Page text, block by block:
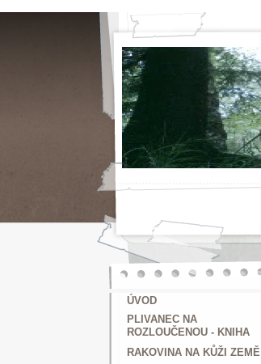
ÚVOD
PLIVANEC NA
ROZLOUČENOU - KNIHA
RAKOVINA NA KŮŽI ZEMĚ